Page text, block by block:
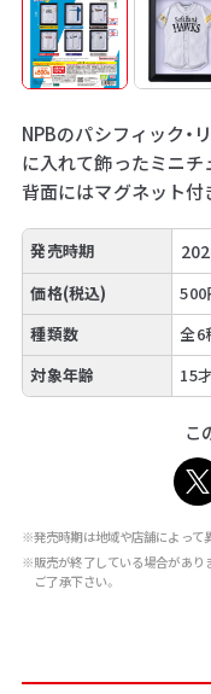
NPBのパシフィック・
に入れて飾ったミニチ
背面にはマグネット付
発売時期
価格(税込)
500
種類数
全6
対象年齢
15
こ
※発売時期は地域や店舗によって
※販売が終了している場合があり
ご了承下さい。